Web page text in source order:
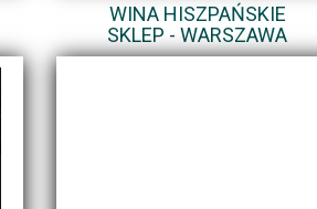
WINA HISZPAŃSKIE
SKLEP - WARSZAWA